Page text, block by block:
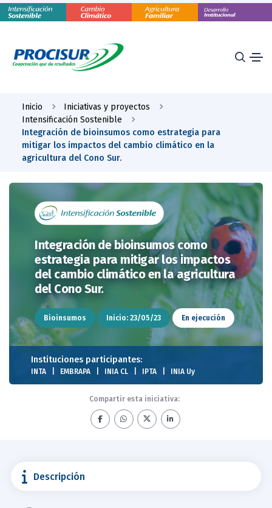
Inicio
Iniciativas y proyectos
Intensificación Sostenible
Integración de bioinsumos como estrategia para
mitigar los impactos del cambio climático en la
agricultura del Cono Sur.
Integración de bioinsumos como
estrategia para mitigar los impactos
del cambio climático en la agricultura
del Cono Sur.
Bioinsumos Inicio: 23/05/23 En ejecución
Instituciones participantes:
INTA EMBRAPA INIA CL IPTA INIA Uy
Compartir esta iniciativa:
Descripción